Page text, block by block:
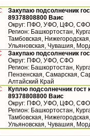
Закупаю подсолнечник
89378808800 Ваис
Округ: ПФО, УФО, ЦФО, СФО
Регион: Башкортостан,
Тамбовская,
Ульяновская, Чувашия,
Закупаю подсолнечник
Округ: ПФО, УФО, СФО
Регион: Башкортостан,
Пензенская, Самарская,
Алтайский Край
Куплю подсолнечник
89378808800 Ваис
Округ: ПФО, УФО, ЦФО, СФО
Регион: Башкортостан,
Тамбовская,
Ульяновская, Чувашия,